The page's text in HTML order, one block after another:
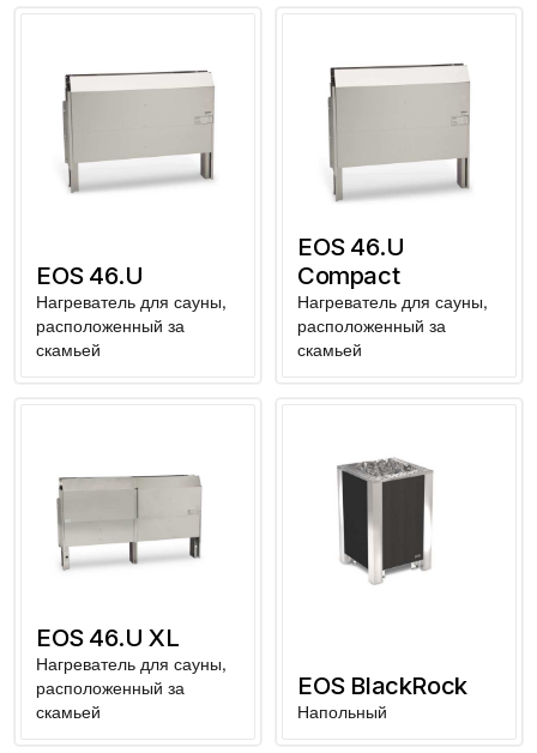
EOS 46.U
Нагреватель для сауны,
расположенный за
скамьей
EOS 46.U
Compact
Нагреватель для сауны,
расположенный за
скамьей
EOS 46.U XL
Нагреватель для сауны,
расположенный за
скамьей
EOS BlackRock
Напольный